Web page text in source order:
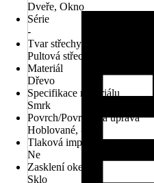
Dveře, Okno
Série
-
Tvar střechy
Pultová střecha
Materiál
Dřevo
Specifikace materiálu
Smrk
Povrch/Povrchová úprava
Hoblované, -
Tlaková impregnace
Ne
Zasklení oken
Sklo